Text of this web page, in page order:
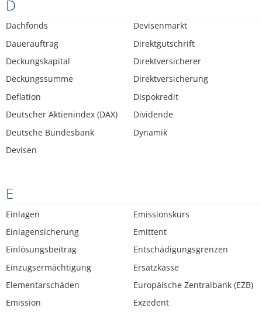
D
Dachfonds
Dauerauftrag
Deckungskapital
Deckungssumme
Deflation
Deutscher Aktienindex (DAX)
Deutsche Bundesbank
Devisen
Devisenmarkt
Direktgutschrift
Direktversicherer
Direktversicherung
Dispokredit
Dividende
Dynamik
E
Einlagen
Einlagensicherung
Einlösungsbeitrag
Einzugsermächtigung
Elementarschäden
Emission
Emissionskurs
Emittent
Entschädigungsgrenzen
Ersatzkasse
Europäische Zentralbank (EZB)
Exzedent